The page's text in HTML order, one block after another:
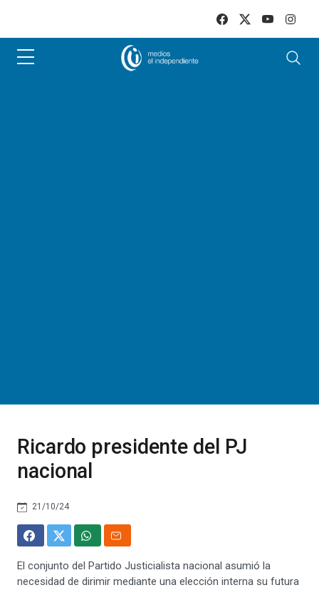
Ricardo presidente del PJ
nacional
21/10/24
El conjunto del Partido Justicialista nacional asumió la
necesidad de dirimir mediante una elección interna su futura